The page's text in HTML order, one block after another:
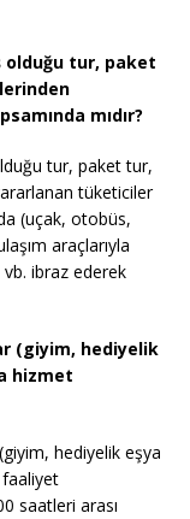
olduğu tur, paket
mıdır?
tur, paket tur,
tüketiciler
(uçak, otobüs,
araçlarıyla
ibraz ederek
(giyim, hediyelik
hizmet
hediyelik eşya
faaliyet
saatleri arası